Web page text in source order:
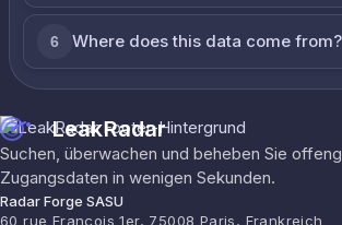
6 Where does this data come from?
LeakRadar
Suchen, überwachen und beheben Sie
Zugangsdaten in wenigen Sekunden.
Radar Forge SASU
60 rue François 1er, 75008 Paris, Frankreich